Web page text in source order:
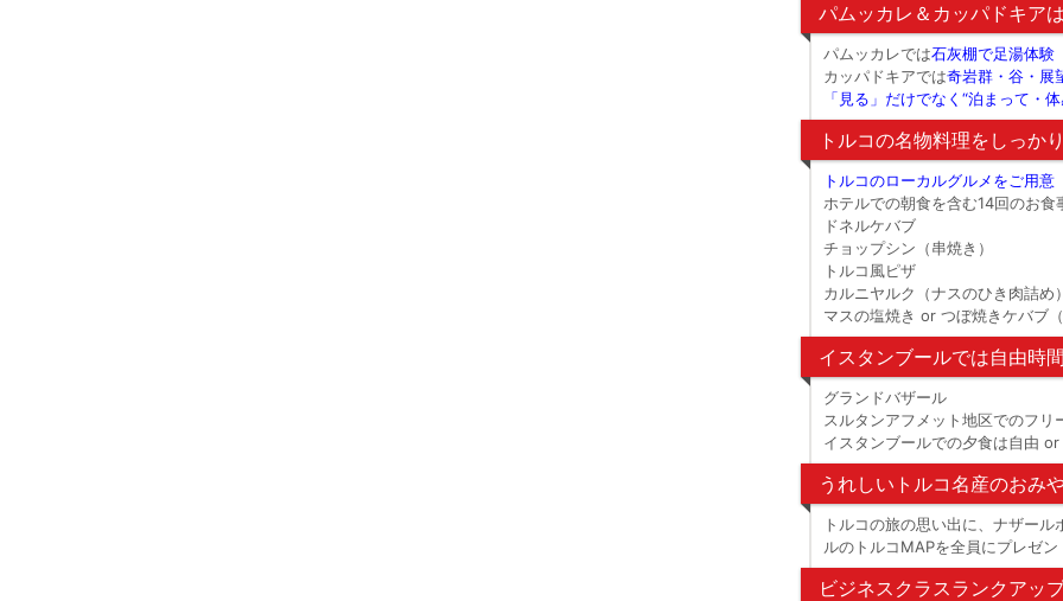
パムッカレ＆カッパドキア
パムッカレでは石灰棚で足湯体験
カッパドキアでは奇岩群・谷・展
「見る」だけでなく“泊まって・
トルコの名物料理をしっか
トルコのローカルグルメをご用意
ホテルでの朝食を含む14回のお食
ドネルケバブ
チョップシン（串焼き）
トルコ風ピザ
カルニヤルク（ナスのひき肉詰め
マスの塩焼き or つぼ焼きケバブ
イスタンブールでは自由時
グランドバザール
スルタンアフメット地区でのフリ
イスタンブールでの夕食は自由
うれしいトルコ名産のおみ
トルコの旅の思い出に、ナザー
ルのトルコMAPを全員にプレゼン
ビジネスクラスランクアッ